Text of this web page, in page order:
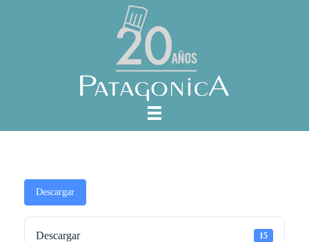
Descargar
Descargar 15